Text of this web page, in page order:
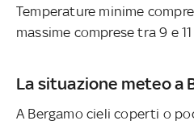
Temperature minime
massime comprese tra 9 e 11
La situazione meteo a
A Bergamo cieli coperti o